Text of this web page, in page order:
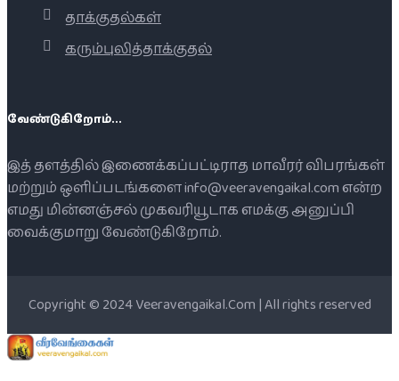
தாக்குதல்கள்
கரும்புலித்தாக்குதல்
வேண்டுகிறோம்...
இத் தளத்தில் இணைக்கப்பட்டிராத மாவீரர் விபரங்கள்
மற்றும் ஒளிப்படங்களை info@veeravengaikal.com என்ற
எமது மின்னஞ்சல் முகவரியூடாக எமக்கு அனுப்பி
வைக்குமாறு வேண்டுகிறோம்.
Copyright © 2024 Veeravengaikal.Com | All rights reserved